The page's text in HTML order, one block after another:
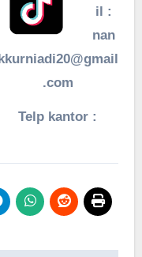
il :
nan
.com
Telp kantor :